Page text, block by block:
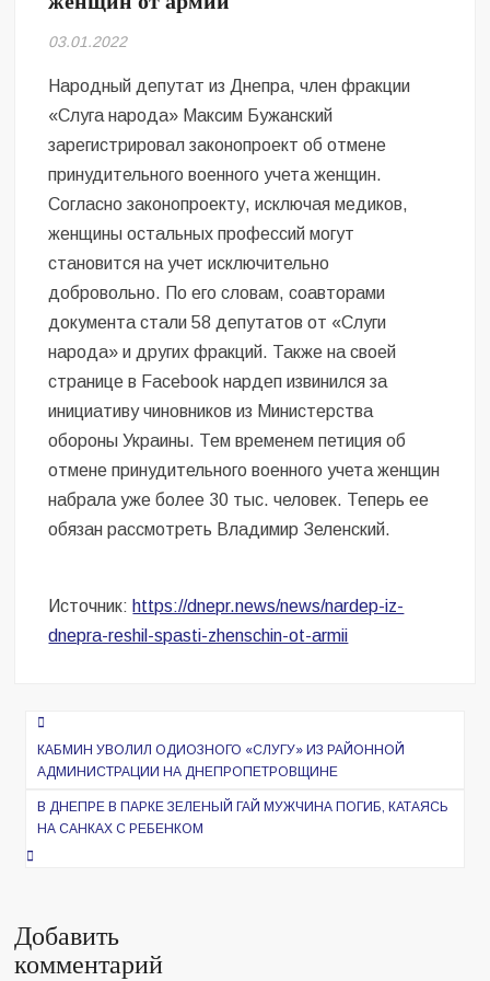
Безугла закликає валити Сирського
сучасну моду
Командувач ВМС Неїжпапа закликав не дестабілізувати ситуацію
навколо керівництва армії
03.01.2022
Народный депутат из Днепра, член фракции
«Слуга народа» Максим Бужанский
зарегистрировал законопроект об отмене
принудительного военного учета женщин.
Согласно законопроекту, исключая медиков,
женщины остальных профессий могут
становится на учет исключительно
добровольно. По его словам, соавторами
документа стали 58 депутатов от «Слуги
народа» и других фракций. Также на своей
странице в Facebook нардеп извинился за
инициативу чиновников из Министерства
обороны Украины. Тем временем петиция об
отмене принудительного военного учета женщин
набрала уже более 30 тыс. человек. Теперь ее
обязан рассмотреть Владимир Зеленский.
Источник: https://dnepr.news/news/nardep-iz-
dnepra-reshil-spasti-zhenschin-ot-armii
Навигация
по
записям
КАБМИН УВОЛИЛ ОДИОЗНОГО «СЛУГУ» ИЗ РАЙОННОЙ
АДМИНИСТРАЦИИ НА ДНЕПРОПЕТРОВЩИНЕ
В ДНЕПРЕ В ПАРКЕ ЗЕЛЕНЫЙ ГАЙ МУЖЧИНА ПОГИБ, КАТАЯСЬ
НА САНКАХ С РЕБЕНКОМ
Добавить
комментарий